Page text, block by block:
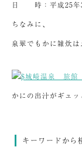
日 時：平成25年3
ちなみに、
泉翠でもかに雑炊
かにの出汁がギュ
キーワードから